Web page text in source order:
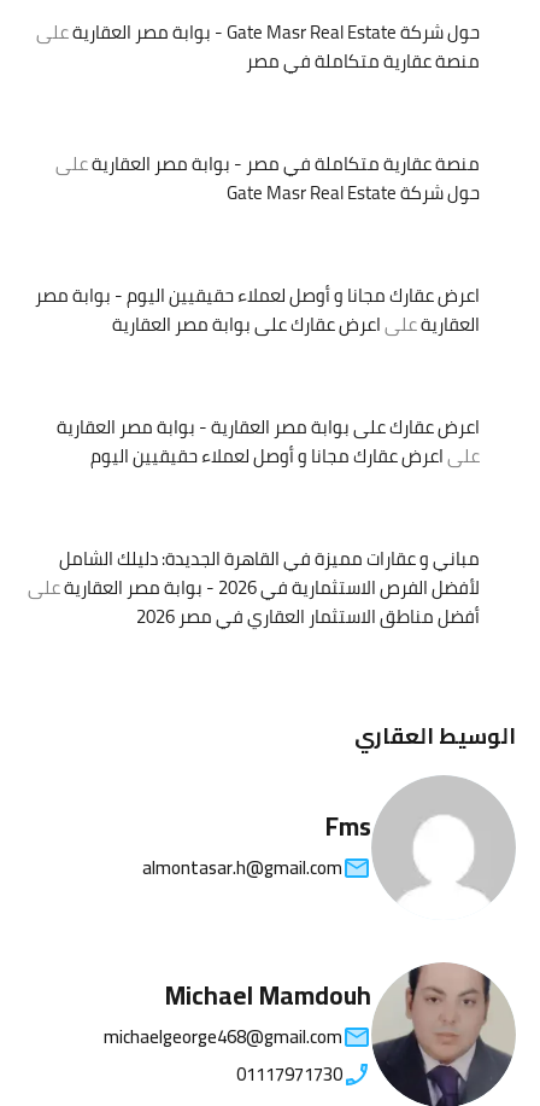
حول شركة Gate Masr Real Estate - بوابة مصر العقارية
على
منصة عقارية متكاملة في مصر
منصة عقارية متكاملة في مصر - بوابة مصر العقاريةعلى
حول شركة Gate Masr Real Estate
اعرض عقارك مجانا و أوصل لعملاء حقيقيين اليوم - بوابة مصر
العقاريةعلىاعرض عقارك على بوابة مصر العقارية
اعرض عقارك على بوابة مصر العقارية - بوابة مصر العقارية
علىاعرض عقارك مجانا و أوصل لعملاء حقيقيين اليوم
مباني و عقارات مميزة في القاهرة الجديدة: دليلك الشامل
لأفضل الفرص الاستثمارية في 2026 - بوابة مصر العقارية
على
أفضل مناطق الاستثمار العقاري في مصر 2026
الوسيط العقاري
Fms
almontasar.h@gmail.com
Michael Mamdouh
michaelgeorge468@gmail.com
01117971730